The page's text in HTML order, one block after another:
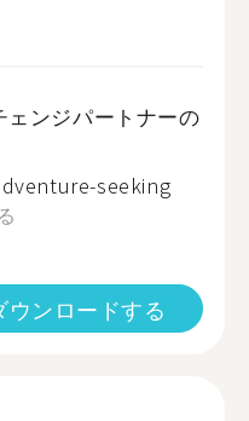
ンジパートナーの
seeking
ウンロードする